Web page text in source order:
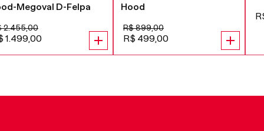
Megoval D-Felpa
2.455,00
1.499,00
Hood
R$899,00
R$ 499,00